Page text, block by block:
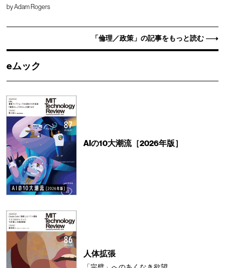
byAdam Rogers
「倫理／政策」の記事をもっと読む
eムック
AIの10大潮流［2026年版］
人体拡張